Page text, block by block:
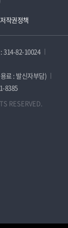
저작권정책
314-82-10024
료 : 발신자부담)
8385
RESERVED.